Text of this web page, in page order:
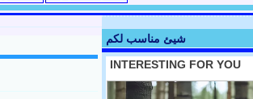
شيئ مناسب لكم